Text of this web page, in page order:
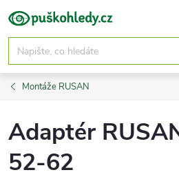
Přejít
na
obsah
Montáže RUSAN
Adaptér
52-62